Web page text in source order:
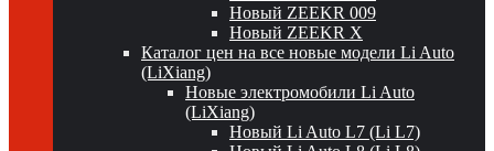
Новый ZEEKR 009
Новый ZEEKR X
Каталог цен на все новые модели Li Auto
(LiXiang)
Новые электромобили Li Auto
(LiXiang)
Новый Li Auto L7 (Li L7)